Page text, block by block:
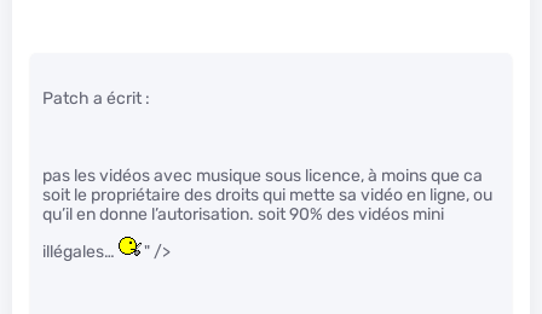
Patch a écrit :
pas les vidéos avec musique sous licence, à moins que ca
soit le propriétaire des droits qui mette sa vidéo en ligne, ou
qu’il en donne l’autorisation. soit 90% des vidéos mini
illégales…
" />